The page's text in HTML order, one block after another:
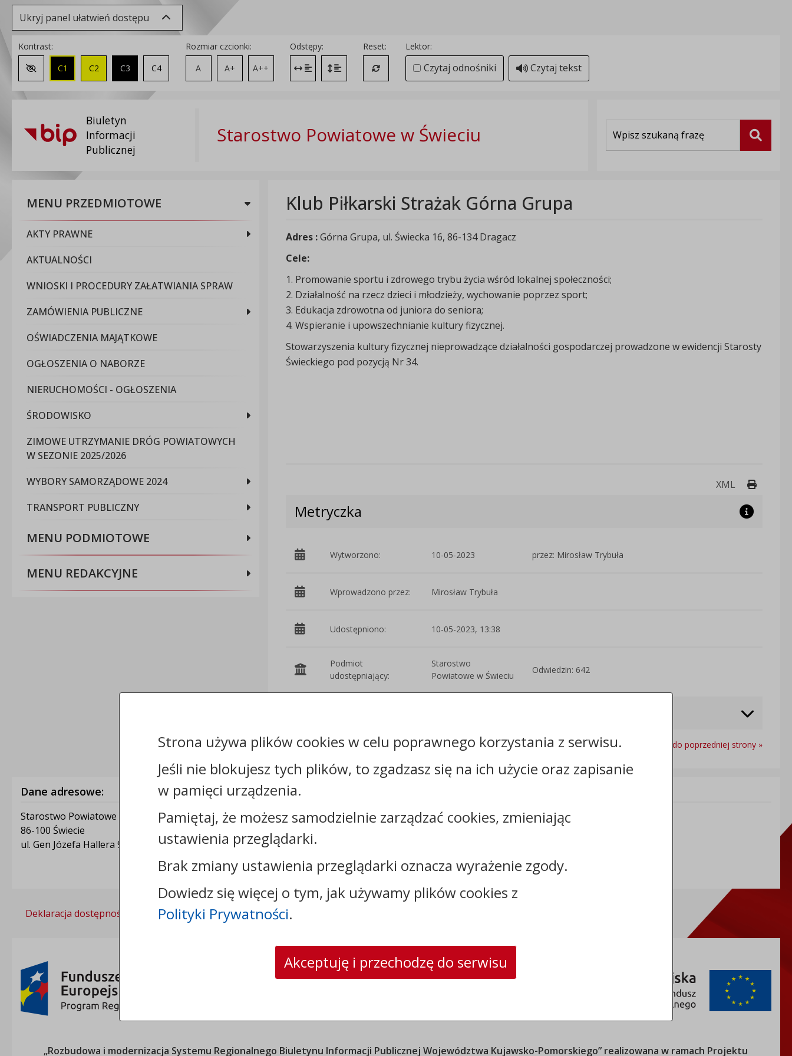
Ukryj panel ułatwień dostępu
Kontrast:
Zmień kontrast na domyślny
C1 C2 C3 C4
Rozmiar czcionki:
A
A+ A++
Odstępy:
Zmień odstęp między literami
Zmień interlinię i margines między paragrafami
Reset:
Przywróć ustawienia domyślne
Lektor:
Czytaj odnośniki Czytaj tekst
Biuletyn
Informacji
Publicznej
Starostwo Powiatowe w Świeciu Szukaj
MENU PRZEDMIOTOWE
AKTY PRAWNE
AKTUALNOŚCI
WNIOSKI I PROCEDURY ZAŁATWIANIA SPRAW
ZAMÓWIENIA PUBLICZNE
OŚWIADCZENIA MAJĄTKOWE
OGŁOSZENIA O NABORZE
NIERUCHOMOŚCI - OGŁOSZENIA
ŚRODOWISKO
ZIMOWE UTRZYMANIE DRÓG POWIATOWYCH
W SEZONIE 2025/2026
WYBORY SAMORZĄDOWE 2024
TRANSPORT PUBLICZNY
MENU PODMIOTOWE
MENU REDAKCYJNE
Klub Piłkarski Strażak Górna Grupa
Adres :Górna Grupa, ul. Świecka 16, 86-134 Dragacz
Cele:
1. Promowanie sportu i zdrowego trybu życia wśród lokalnej społeczności;
2. Działalność na rzecz dzieci i młodzieży, wychowanie poprzez sport;
3. Edukacja zdrowotna od juniora do seniora;
4. Wspieranie i upowszechnianie kultury fizycznej.
Stowarzyszenia kultury fizycznej nieprowadzące działalności gospodarczej prowadzone w ewidencji Starosty
Świeckiego pod pozycją Nr 34.
XML Drukuj
Metryczka
Wytworzono: 10-05-2023 przez: Mirosław Trybuła
Wprowadzono przez: Mirosław Trybuła
Udostępniono: 10-05-2023, 13:38
Podmiot
udostępniający:
Starostwo
Powiatowe w Świeciu
Odwiedzin: 642
Powrót do poprzedniej strony »
Dane adresowe:
Starostwo Powiatowe w Świeciu
86-100 Świecie
ul. Gen Józefa Hallera 9
Kontakt:
tel.:+48525683100
faks: +48525683102
e-mail:sekretariat@csw.pl
skrytka ePUAP: /CSW/SkrytkaESP
strona www:www.csw.pl
NIP: 5591698086
REGON: 092361539
Deklaracja dostępności Polityka prywatności
„Rozbudowa i modernizacja Systemu Regionalnego Biuletynu Informacji PublicznejWojewództwa Kujawsko-Pomorskiego” realizowana w ramach Projektu
Strona używa plików cookies w celu poprawnego korzystania z serwisu.
Jeśli nie blokujesz tych plików, to zgadzasz się na ich użycie oraz zapisanie
w pamięci urządzenia.
Pamiętaj, że możesz samodzielnie zarządzać cookies, zmieniając
ustawienia przeglądarki.
Brak zmiany ustawienia przeglądarki oznacza wyrażenie zgody.
Dowiedz się więcej o tym, jak używamy plików cookies z
Polityki Prywatności.
Akceptuję i przechodzę do serwisu